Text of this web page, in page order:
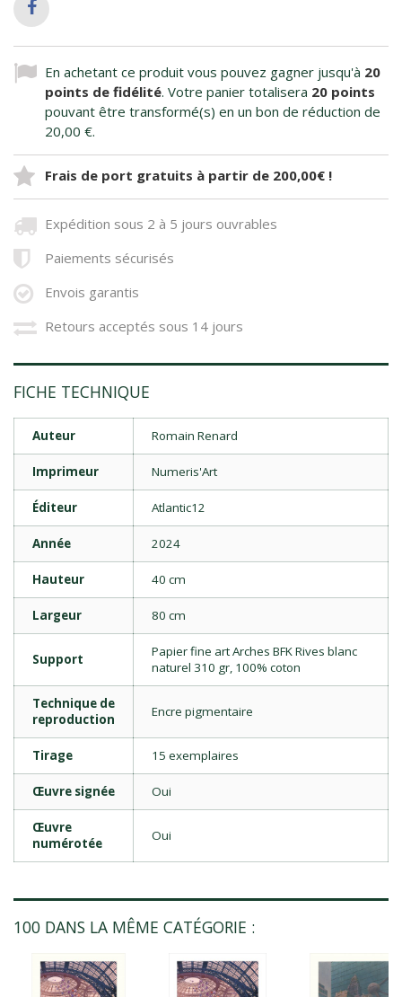
En achetant ce produit vous pouvez gagner jusqu'à 20
points de fidélité. Votre panier totalisera 20 points
pouvant être transformé(s) en un bon de réduction de
20,00 €.
Frais de port gratuits à partir de 200,00€ !
Expédition sous 2 à 5 jours ouvrables
Paiements sécurisés
Envois garantis
Retours acceptés sous 14 jours
FICHE TECHNIQUE
Auteur Romain Renard
Imprimeur Numeris'Art
Éditeur Atlantic12
Année 2024
Hauteur 40 cm
Largeur 80 cm
Support
Papier fine art Arches BFK Rives blanc
naturel 310 gr, 100% coton
Technique de
reproduction
Encre pigmentaire
Tirage 15 exemplaires
Œuvre signée Oui
Œuvre
numérotée
Oui
100 DANS LA MÊME CATÉGORIE :